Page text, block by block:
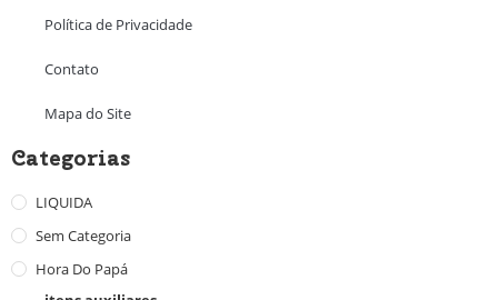
Política de Privacidade
Contato
Mapa do Site
Categorias
LIQUIDA
Sem Categoria
Hora Do Papá